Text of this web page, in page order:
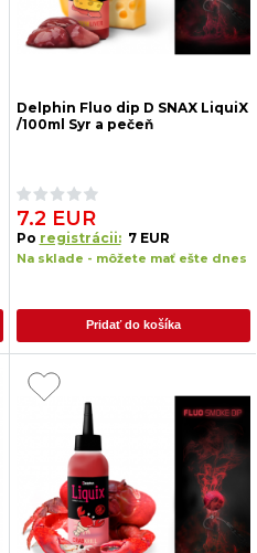
Delphin Fluo dip D SNAX LiquiX
/100ml Syr a pečeň
7.2 EUR
Po registrácii: 7 EUR
Na sklade - môžete mať ešte dnes
Pridať do košíka